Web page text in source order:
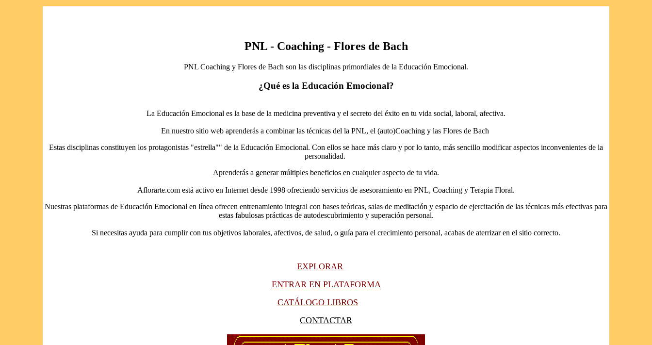
PNL - Coaching - Flores de Bach
PNL Coaching y Flores de Bach son las disciplinas primordiales de la Educación Emocional.
¿Qué es la Educación Emocional?
La Educación Emocional es la base de la medicina preventiva y el secreto del éxito en tu vida social, laboral, afectiva.
En nuestro sitio web aprenderás a combinar las técnicas del la PNL, el (auto)Coaching y las Flores de Bach
Estas disciplinas constituyen los protagonistas "estrella"" de la Educación Emocional. Con ellos se hace más claro y por lo tanto, más sencillo modificar aspectos inconvenientes de la
personalidad.
Aprenderás a generar múltiples beneficios en cualquier aspecto de tu vida.
Aflorarte.com está activo en Internet desde 1998 ofreciendo servicios de asesoramiento en PNL, Coaching y Terapia Floral.
Nuestras plataformas de Educación Emocional en línea ofrecen entrenamiento integral con bases teóricas, salas de meditación y espacio de ejercitación de las técnicas más efectivas para
estas fabulosas prácticas de autodescubrimiento y superación personal.
Si necesitas ayuda para cumplir con tus objetivos laborales, afectivos, de salud, o guía para el crecimiento personal, acabas de aterrizar en el sitio correcto.
EXPLORAR
ENTRAR EN PLATAFORMA
CATÁLOGO LIBROS
CONTACTAR